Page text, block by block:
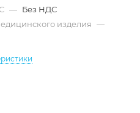
— Без НДС
изделия —